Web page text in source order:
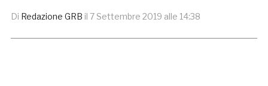
Di Redazione GRB il 7 Settembre 2019 alle 14:38